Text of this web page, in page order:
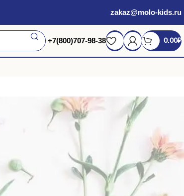
zakaz@molo-kids.ru
+7(800)707-98-38 0.00₽